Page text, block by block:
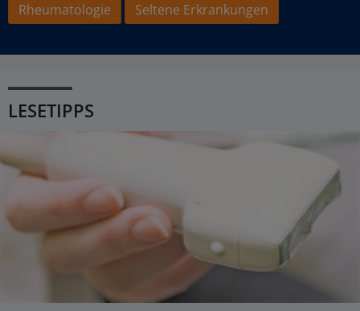
Rheumatologie
Seltene Erkrankungen
LESETIPPS